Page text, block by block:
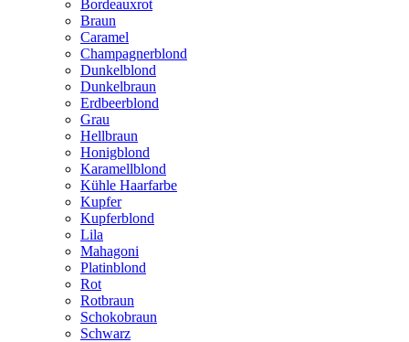
Bordeauxrot
Braun
Caramel
Champagnerblond
Dunkelblond
Dunkelbraun
Erdbeerblond
Grau
Hellbraun
Honigblond
Karamellblond
Kühle Haarfarbe
Kupfer
Kupferblond
Lila
Mahagoni
Platinblond
Rot
Rotbraun
Schokobraun
Schwarz